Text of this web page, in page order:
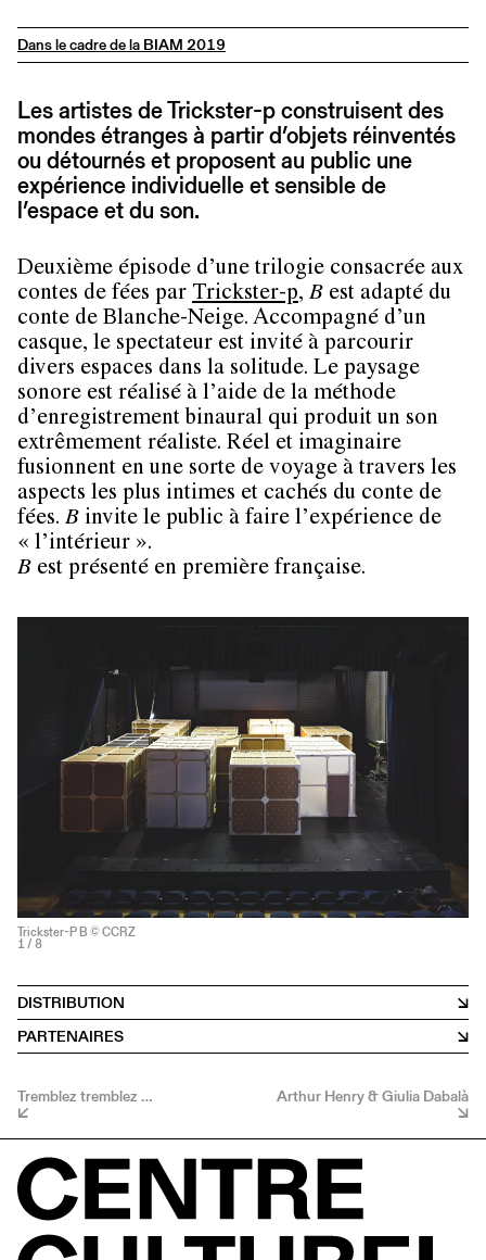
Dans le cadre de la BIAM 2019
Les artistes de Trickster-p construisent des
mondes étranges à partir d’objets réinventés
ou détournés et proposent au public une
expérience individuelle et sensible de
l’espace et du son.
Deuxième épisode d’une trilogie consacrée aux
contes de fées par Trickster-p, B est adapté du
conte de Blanche-Neige. Accompagné d’un
casque, le spectateur est invité à parcourir
divers espaces dans la solitude. Le paysage
sonore est réalisé à l’aide de la méthode
d’enregistrement binaural qui produit un son
extrêmement réaliste. Réel et imaginaire
fusionnent en une sorte de voyage à travers les
aspects les plus intimes et cachés du conte de
fées. B invite le public à faire l’expérience de
« l’intérieur ».
B est présenté en première française.
Trickster-P B © CCRZ
1 / 8
DISTRIBUTION
PARTENAIRES
Tremblez tremblez … Arthur Henry & Giulia Dabalà